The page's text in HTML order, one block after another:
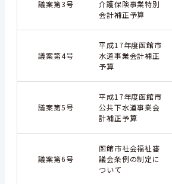
議案第3号
介護保険事業特別
会計補正予算
議案第4号
平成17年度函館市
水道事業会計補正
予算
議案第5号
平成17年度函館市
公共下水道事業会
計補正予算
議案第6号
函館市社会福祉審
議会条例の制定に
ついて